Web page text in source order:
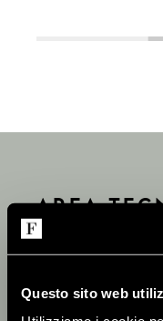
Questo sito web
AREA
FINITURE